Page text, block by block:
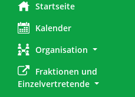
Startseite
Kalender
Organisation
Fraktionen und
Einzelvertretende